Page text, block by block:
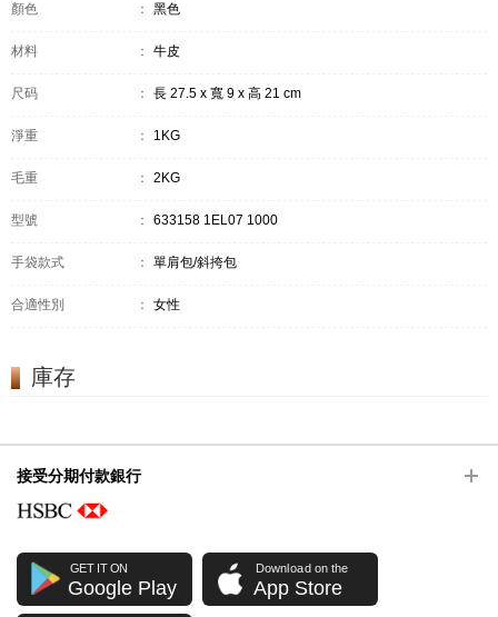
顏色 ： 黑色
材料 ： 牛皮
尺码 ： 長 27.5 x 寬 9 x 高 21 cm
淨重 ： 1KG
毛重 ： 2KG
型號 ： 633158 1EL07 1000
手袋款式 ： 單肩包/斜挎包
合適性別 ： 女性
庫存
接受分期付款銀行
GET IT ON
Google Play
Download on the
App Store